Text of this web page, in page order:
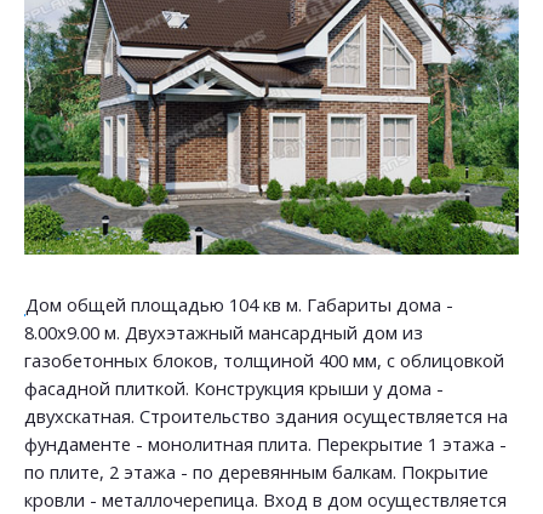
Дом общей площадью 104 кв м. Габариты дома -
8.00х9.00 м. Двухэтажный мансардный дом из
газобетонных блоков, толщиной 400 мм, с облицовкой
фасадной плиткой. Конструкция крыши у дома -
двухскатная. Строительство здания осуществляется на
фундаменте - монолитная плита. Перекрытие 1 этажа -
по плите, 2 этажа - по деревянным балкам. Покрытие
кровли - металлочерепица. Вход в дом осуществляется